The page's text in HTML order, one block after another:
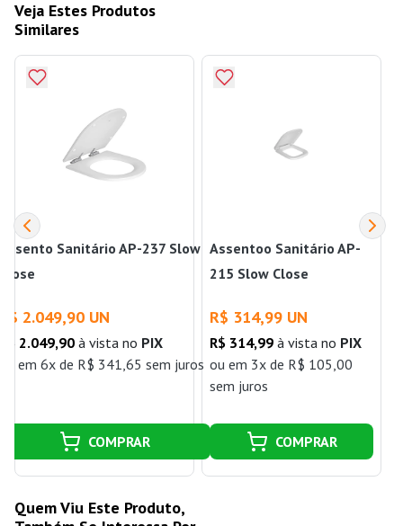
Veja Estes Produtos
Similares
Sanitário AP-237 Slow
Deca
2.049,90 UN
2.049,90à vista no PIX
em 6x de R$ 341,65 sem juros
COMPRAR
Assentoo Sanitário AP-
215 Slow Close
Branco Deca
R$ 314,99 UN
R$ 314,99 à vista no PIX
ou em 3x de R$ 105,00
sem juros
COMPRAR
Quem Viu Este Produto,